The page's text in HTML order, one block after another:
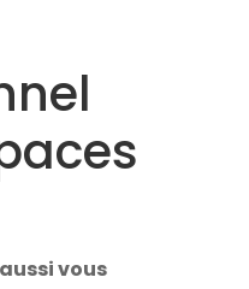
vous